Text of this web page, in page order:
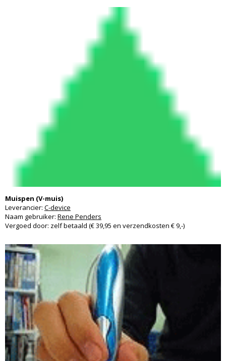
Muispen (V-muis)
Leverancier: C-device
Naam gebruiker: Rene Penders
Vergoed door: zelf betaald (€ 39,95 en verzendkosten € 9,-)